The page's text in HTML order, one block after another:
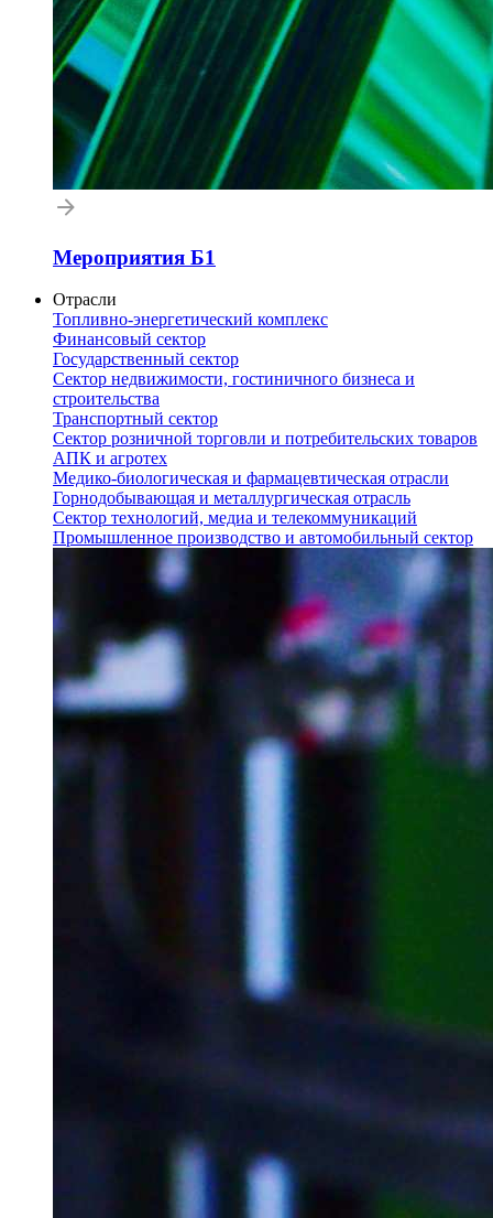
Мероприятия Б1
Отрасли
Топливно-энергетический комплекс
Финансовый сектор
Государственный сектор
Сектор недвижимости, гостиничного бизнеса и
строительства
Транспортный сектор
Сектор розничной торговли и потребительских товаров
АПК и агротех
Медико-биологическая и фармацевтическая отрасли
Горнодобывающая и металлургическая отрасль
Сектор технологий, медиа и телекоммуникаций
Промышленное производство и автомобильный сектор